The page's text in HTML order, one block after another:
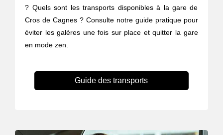
? Quels sont les transports disponibles à la gare de
Cros de Cagnes ? Consulte notre guide pratique pour
éviter les galères une fois sur place et quitter la gare
en mode zen.
Guide des transports